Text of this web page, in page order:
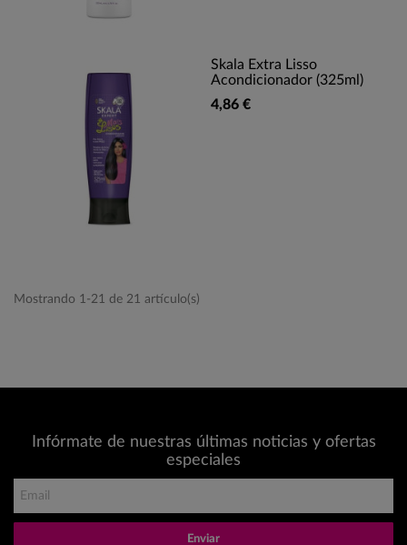
Skala Extra Lisso
Acondicionador (325ml)
4,86 €
Mostrando 1-21 de 21 artículo(s)
Infórmate de nuestras últimas noticias y ofertas
especiales
Enviar